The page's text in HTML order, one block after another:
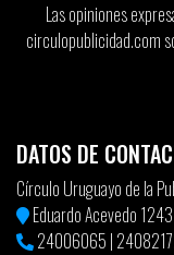
Las opiniones
circulopublicidad.com
DATOS DE
Círculo Uruguayo de la
Eduardo Acevedo 1243
24006065 |